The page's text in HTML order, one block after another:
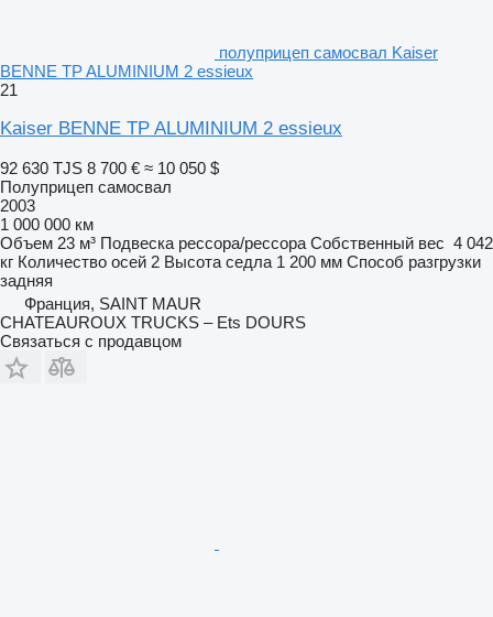
полуприцеп самосвал Kaiser
BENNE TP ALUMINIUM 2 essieux
21
Kaiser BENNE TP ALUMINIUM 2 essieux
92 630 TJS 8 700 € ≈ 10 050 $
Полуприцеп самосвал
2003
1 000 000 км
Объем 23 м³ Подвеска рессора/рессора Собственный вес 4 042
кг Количество осей 2 Высота седла 1 200 мм Способ разгрузки
задняя
Франция, SAINT MAUR
CHATEAUROUX TRUCKS – Ets DOURS
Связаться с продавцом